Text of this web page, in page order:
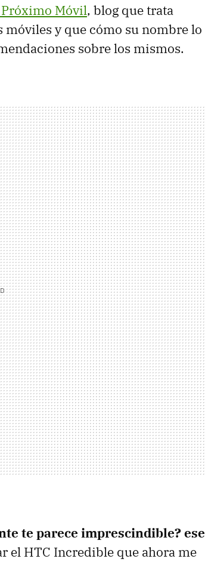
Móvil, blog que trata
y que cómo su nombre lo
sobre los mismos.
te parece imprescindible? ese
el HTC Incredible que ahora me